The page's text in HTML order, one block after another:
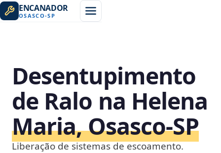
ENCANADOR
OSASCO-SP
Desentupimento
de Ralo na Helena
Maria, Osasco‑SP
Liberação de sistemas de escoamento.